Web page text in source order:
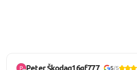
Peter Škodaq16gf777 5/5